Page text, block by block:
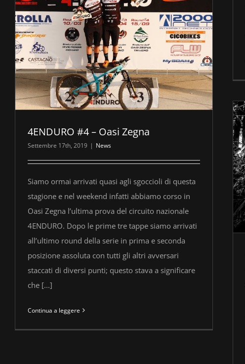
4ENDURO #4 – Oasi Zegna
Settembre 17th, 2019 | News
Siamo ormai arrivati quasi agli sgoccioli di questa
stagione e nel weekend infatti abbiamo corso in
Oasi Zegna l’ultima prova del circuito nazionale
4ENDURO. Dopo le prime tre tappe siamo arrivati
all’ultimo round della serie in prima e seconda
posizione assoluta con tutti gli altri avversari
staccati di diversi punti; questo stava a significare
che [...]
Continua a leggere